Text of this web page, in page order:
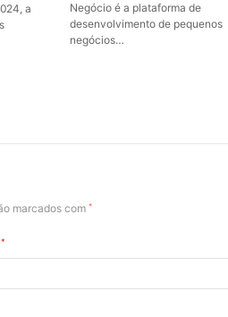
a
Negócio é a plataforma de
desenvolvimento de pequenos
negócios…
marcados com *
*